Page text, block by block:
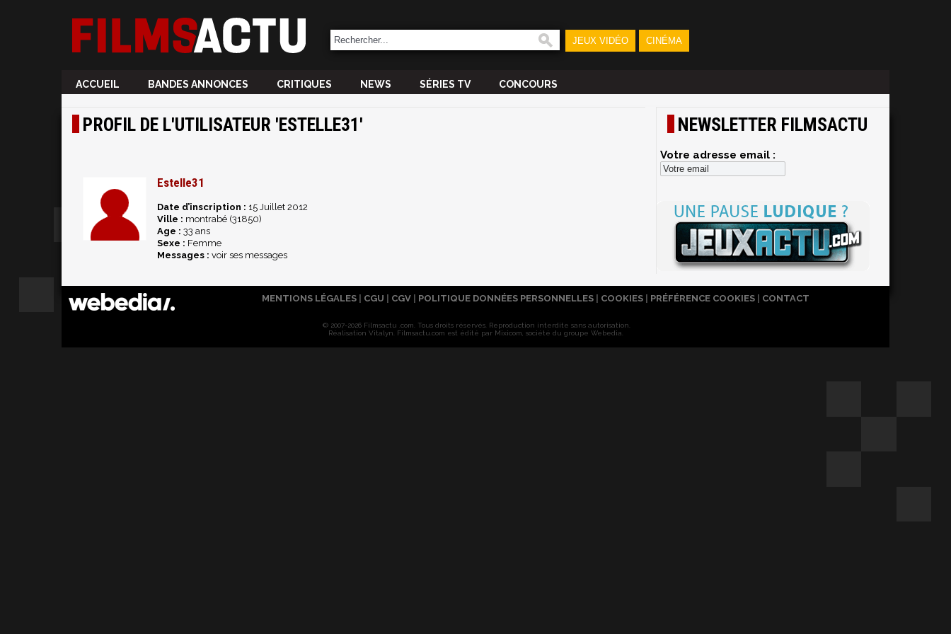
JEUX VIDÉO CINÉMA
ACCUEIL BANDES ANNONCES CRITIQUES NEWS SÉRIES TV CONCOURS
PROFIL DE L'UTILISATEUR 'ESTELLE31'
Estelle31
Date d’inscription : 15 Juillet 2012
Ville : montrabé (31850)
Age : 33 ans
Sexe : Femme
Messages : voir ses messages
NEWSLETTER FILMSACTU
Votre adresse email :
MENTIONS LÉGALES CGU CGV POLITIQUE DONNÉES PERSONNELLES COOKIES PRÉFÉRENCE COOKIES CONTACT
© 2007-2026 Filmsactu .com. Tous droits réservés. Reproduction interdite sans autorisation.
Réalisation Vitalyn . Filmsactu .com est édité par Mixicom, société du groupe Webedia.